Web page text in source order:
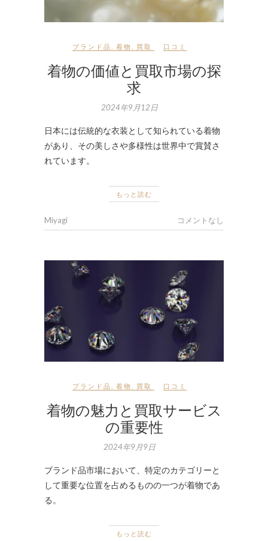
ブランド品 着物 買取 口コミ
着物の価値と買取市場の探
求
2024年9月12日
日本には伝統的な衣装として知られている着物
があり、その美しさや多様性は世界中で賞賛さ
れています。
もっと読む
Miyagi コメントなし
ブランド品 着物 買取 口コミ
着物の魅力と買取サービス
の重要性
2024年9月9日
ブランド品市場において、特定のカテゴリーと
して重要な位置を占めるものの一つが着物であ
る。
もっと読む